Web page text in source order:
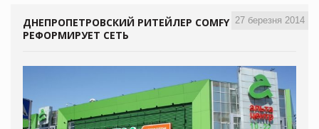
27 березня 2014
ДНЕПРОПЕТРОВСКИЙ РИТЕЙЛЕР COMFY
РЕФОРМИРУЕТ СЕТЬ